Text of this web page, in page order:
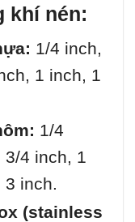
khí nén:
1/4 inch,
1 inch, 1
1/4
3/4 inch, 1
3 inch.
(stainless